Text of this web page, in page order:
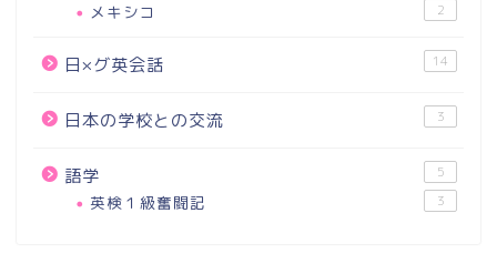
メキシコ 2
日×グ英会話 14
日本の学校との交流 3
語学 5
英検１級奮闘記 3